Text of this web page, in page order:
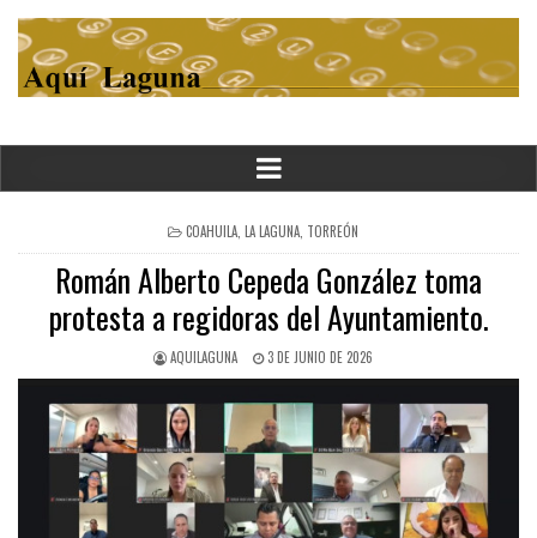
POSTED
IN
COAHUILA, LA LAGUNA, TORREÓN
Román Alberto Cepeda González toma
protesta a regidoras del Ayuntamiento.
AQUILAGUNA 3 DE JUNIO DE 2026